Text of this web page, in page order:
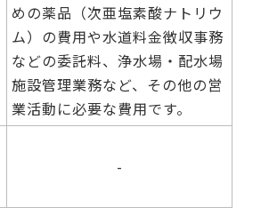
めの薬品（次亜塩素酸ナトリウ
ム）の費用や水道料金徴収事務
などの委託料、浄水場・配水場
施設管理業務など、その他の営
業活動に必要な費用です。
-